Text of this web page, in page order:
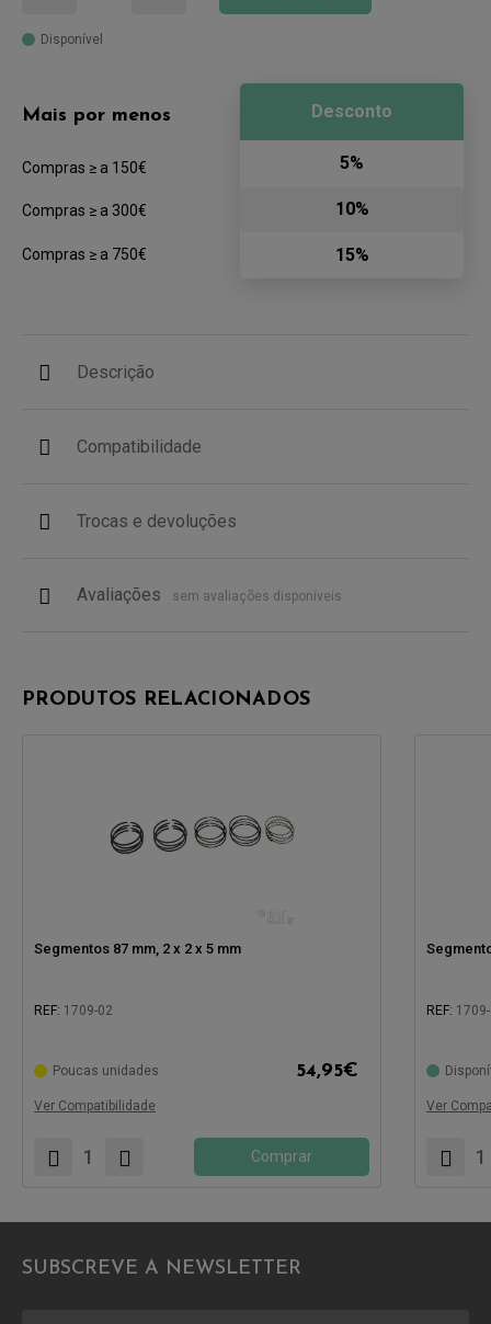
Disponível
Mais por menos
Compras ≥ a 150€
Compras ≥ a 300€
Compras ≥ a 750€
Desconto
5%
10%
15%
Descrição
Compatibilidade
Trocas e devoluções
Avaliações sem avaliações disponíveis
PRODUTOS RELACIONADOS
Segmentos 87 mm, 2 x 2 x 5 mm
REF: 1709-02
Poucas unidades 54,95€
Ver Compatibilidade
Comprar
REF:
Ver
SUBSCREVE A NEWSLETTER